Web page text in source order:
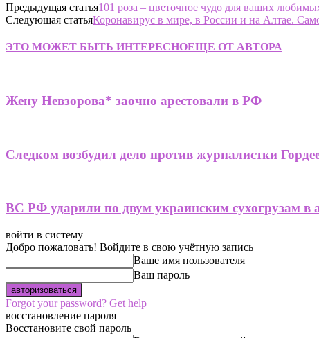
Предыдущая статья101 роза – цветочное чудо для ваших
Следующая статьяКоронавирус в мире, в России и на Алтае.
ЭТО МОЖЕТ БЫТЬ ИНТЕРЕСНОЕЩЕ ОТ АВТОРА
Жену Невзорова* заочно арестовали в РФ
Следком возбудил дело против журналистки
ВС РФ ударили по двум украинским сухогрузам в
войти в систему
Добро пожаловать! Войдите в свою учётную запись
Ваше имя пользователя
Ваш пароль
Forgot your password? Get help
восстановление пароля
Восстановите свой пароль